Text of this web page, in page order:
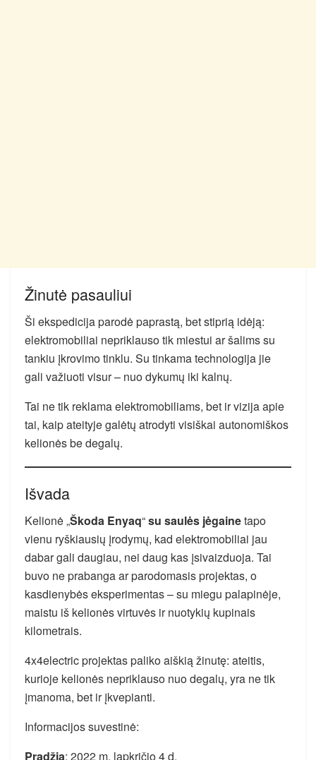
Žinutė pasauliui
Ši ekspedicija parodė paprastą, bet stiprią idėją:
elektromobiliai nepriklauso tik miestui ar šalims su
tankiu įkrovimo tinklu. Su tinkama technologija jie
gali važiuoti visur – nuo dykumų iki kalnų.
Tai ne tik reklama elektromobiliams, bet ir vizija apie
tai, kaip ateityje galėtų atrodyti visiškai autonomiškos
kelionės be degalų.
Išvada
Kelionė „Škoda Enyaq“su saulės jėgainetapo
vienu ryškiausių įrodymų, kad elektromobiliai jau
dabar gali daugiau, nei daug kas įsivaizduoja. Tai
buvo ne prabanga ar parodomasis projektas, o
kasdienybės eksperimentas – su miegu palapinėje,
maistu iš kelionės virtuvės ir nuotykių kupinais
kilometrais.
4x4electric projektas paliko aiškią žinutę: ateitis,
kurioje kelionės nepriklauso nuo degalų, yra ne tik
įmanoma, bet ir įkvepianti.
Informacijos suvestinė:
Pradžia: 2022 m. lapkričio 4 d.